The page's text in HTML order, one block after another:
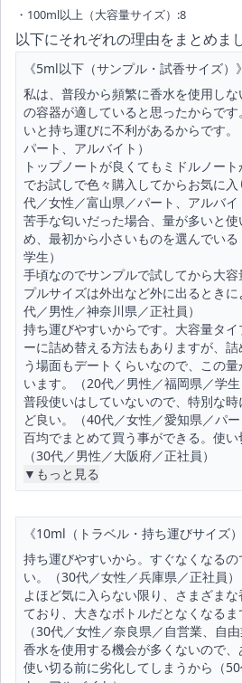
・100ml以上（大容量サイズ）:8
以下にそれぞれの理由をまとめまし
《5ml以下（サンプル・試香サイズ）》
私は、普段から頻繁に香水を使用し
の容器が適していると思ったからで
いと持ち運びに不利があるからです
パート、アルバイト）
トップノートが良くてもミドルノー
でお試しで色々購入してからお気に
代／女性／富山県／パート、アルバイ
苦手な匂いだった場合、量が多いと
め、最初から小さいものを選んでい
学生）
手頃なのでサンプルで試してから大
プルサイズは外出など外に出るとき
代／男性／神奈川県／正社員）
持ち運びやすいからです。大容量タ
ーに詰め替える方法もありますが、
う場面もデートくらいなので、この
います。（20代／男性／福岡県／学生
普段使いはしていないので、特別な
ど良い。（40代／女性／愛知県／パー
百均でまとめて買う事ができる。使い
（30代／男性／大阪府／正社員）
▼もっと見る
《10ml（トラベル・持ち運びサイズ）
持ち運びやすいから。すぐなくなる
い。（30代／女性／兵庫県／正社員）
よほど気に入らない限り、さまざま
ており、大きなボトルだとなくなるま
（30代／女性／奈良県／自営業、自由
香水を使用する機会が多くないので
使い切る前に劣化してしまうから（